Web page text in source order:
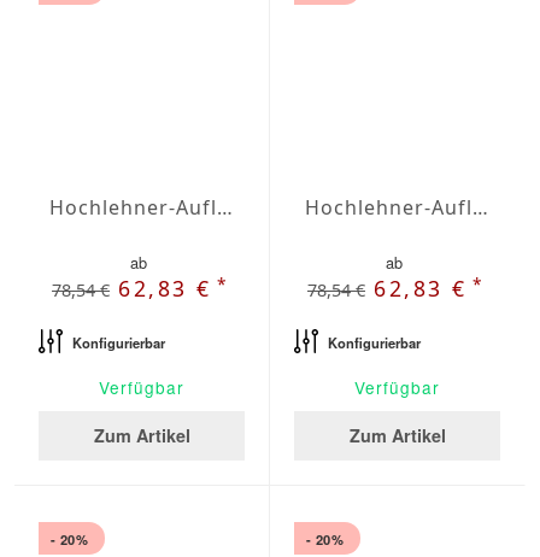
Hochlehner-Auflagen Agora Plains Logo Red
ab
78,54 € 62,83 €*
Konfigurierbar
Verfügbar
Zum Artikel
Hochlehner-Auflagen Agora Plains Malva
ab
78,54 € 62,83 €*
Konfigurierbar
Verfügbar
Zum Artikel
- 20% - 20%